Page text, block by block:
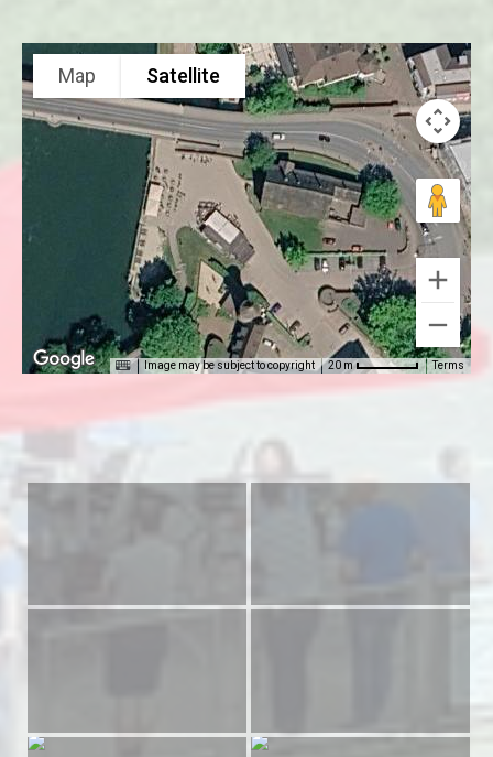
Map Satellite
Image may be subject to copyright 20 m Terms